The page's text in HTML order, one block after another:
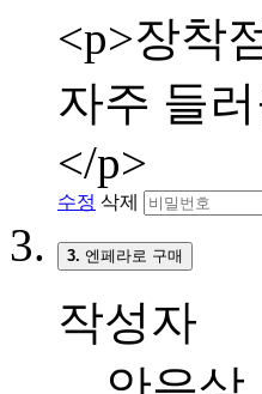
<p>장착
자주 들
</p>
수정 삭제
3. 엔페라로 구매
작성자